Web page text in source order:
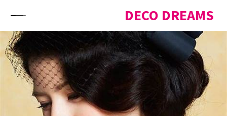
DECO DREAMS